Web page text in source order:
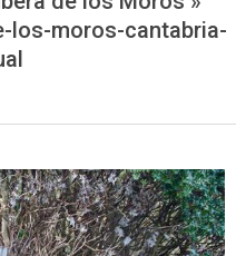
los-moros-cantabria-